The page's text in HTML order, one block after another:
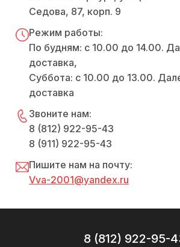
Седова, 87, корп. 9
Режим работы:
По будням: с 10.00 до 14.00.
доставка,
Суббота: с 10.00 до 13.00.
доставка
Звоните нам:
8 (812) 922-95-43
8 (911) 922-95-43
Пишите нам на почту:
Vva-2001@yandex.ru
8 (812) 922-95-